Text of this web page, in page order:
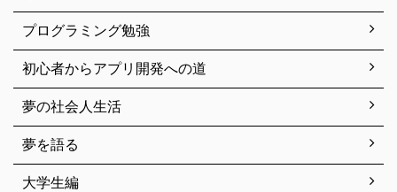
プログラミング勉強
初心者からアプリ開発への道
夢の社会人生活
夢を語る
大学生編